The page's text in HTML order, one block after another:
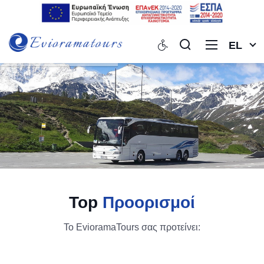
EL
Top Προορισμοί
Το EvioramaTours σας προτείνει: